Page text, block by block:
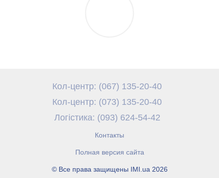
Кол-центр: (067) 135-20-40
Кол-центр: (073) 135-20-40
Логістика: (093) 624-54-42
Контакты
Полная версия сайта
© Все права защищены IMI.ua 2026